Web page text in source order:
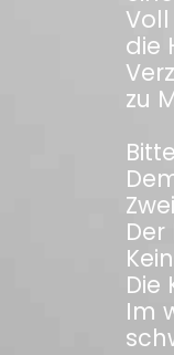
die
zu
Die
Im